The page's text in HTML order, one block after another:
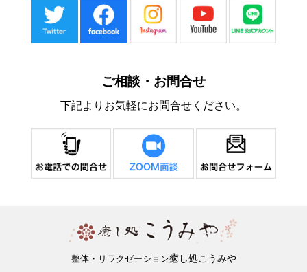
ご相談・お問合せ
下記よりお気軽にお問合せください。
整体・リラクゼーション癒し処こうみや